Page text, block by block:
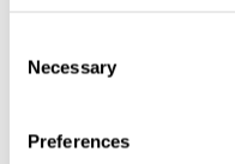
Selection
Necessary
Preferences
biologica ma anche
rimovibilità delle
è rappresentata dal